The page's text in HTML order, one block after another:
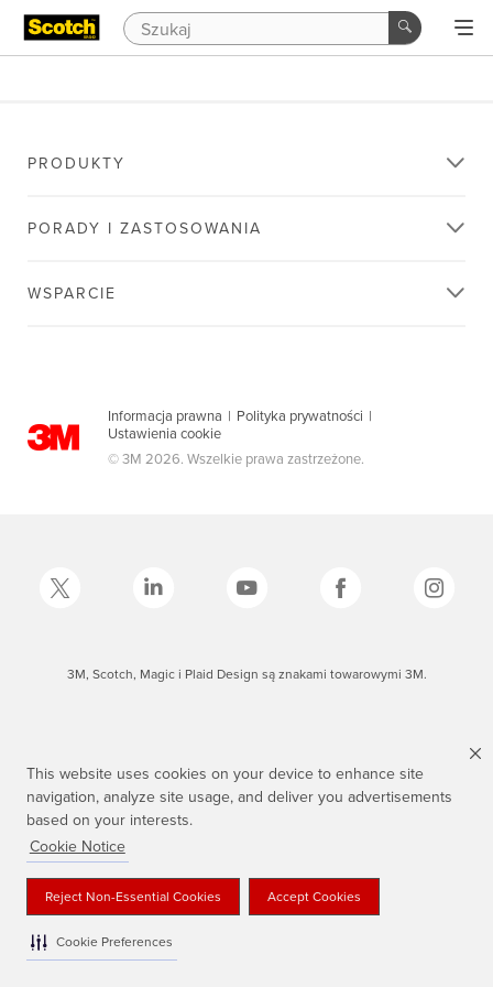
This website uses cookies on your device to enhance site
navigation, analyze site usage, and deliver you advertisements
based on your interests.
Cookie Notice
Reject Non-Essential Cookies Accept Cookies
Cookie Preferences
PRODUKTY
PORADY I ZASTOSOWANIA
WSPARCIE
Informacja prawna | Polityka prywatności |
Ustawienia cookie
© 3M 2026. Wszelkie prawa zastrzeżone.
3M, Scotch, Magic i Plaid Design są znakami towarowymi 3M.